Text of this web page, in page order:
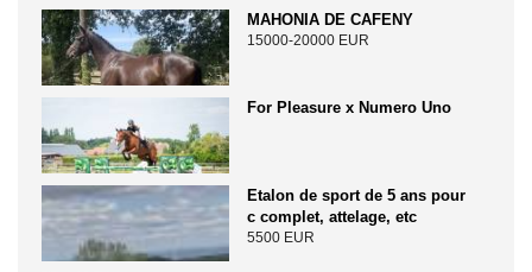
MAHONIA DE CAFENY
15000-20000 EUR
For Pleasure x Numero Uno
Etalon de sport de 5 ans pour
c complet, attelage, etc
5500 EUR